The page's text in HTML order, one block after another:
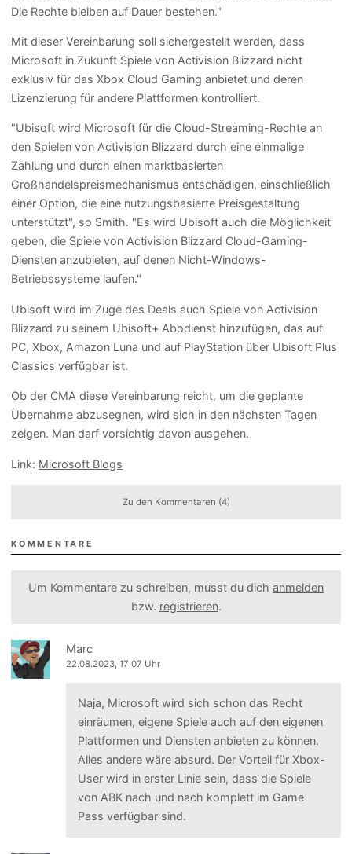
Die Rechte bleiben auf Dauer bestehen."
Mit dieser Vereinbarung soll sichergestellt werden, dass
Microsoft in Zukunft Spiele von Activision Blizzard nicht
exklusiv für das Xbox Cloud Gaming anbietet und deren
Lizenzierung für andere Plattformen kontrolliert.
"Ubisoft wird Microsoft für die Cloud-Streaming-Rechte an
den Spielen von Activision Blizzard durch eine einmalige
Zahlung und durch einen marktbasierten
Großhandelspreismechanismus entschädigen, einschließlich
einer Option, die eine nutzungsbasierte Preisgestaltung
unterstützt", so Smith. "Es wird Ubisoft auch die Möglichkeit
geben, die Spiele von Activision Blizzard Cloud-Gaming-
Diensten anzubieten, auf denen Nicht-Windows-
Betriebssysteme laufen."
Ubisoft wird im Zuge des Deals auch Spiele von Activision
Blizzard zu seinem Ubisoft+ Abodienst hinzufügen, das auf
PC, Xbox, Amazon Luna und auf PlayStation über Ubisoft Plus
Classics verfügbar ist.
Ob der CMA diese Vereinbarung reicht, um die geplante
Übernahme abzusegnen, wird sich in den nächsten Tagen
zeigen. Man darf vorsichtig davon ausgehen.
Link: Microsoft Blogs
Zu den Kommentaren (4)
KOMMENTARE
Um Kommentare zu schreiben, musst du dich anmelden
bzw. registrieren.
Marc
22.08.2023, 17:07 Uhr
Naja, Microsoft wird sich schon das Recht
einräumen, eigene Spiele auch auf den eigenen
Plattformen und Diensten anbieten zu können.
Alles andere wäre absurd. Der Vorteil für Xbox-
User wird in erster Linie sein, dass die Spiele
von ABK nach und nach komplett im Game
Pass verfügbar sind.